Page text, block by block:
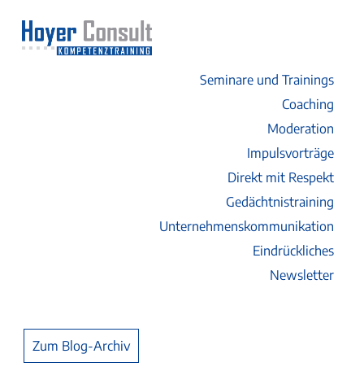
Seminare und Trainings
Coaching
Moderation
Impulsvorträge
Direkt mit Respekt
Gedächtnistraining
Unternehmenskommunikation
Eindrückliches
Newsletter
Zum Blog-Archiv